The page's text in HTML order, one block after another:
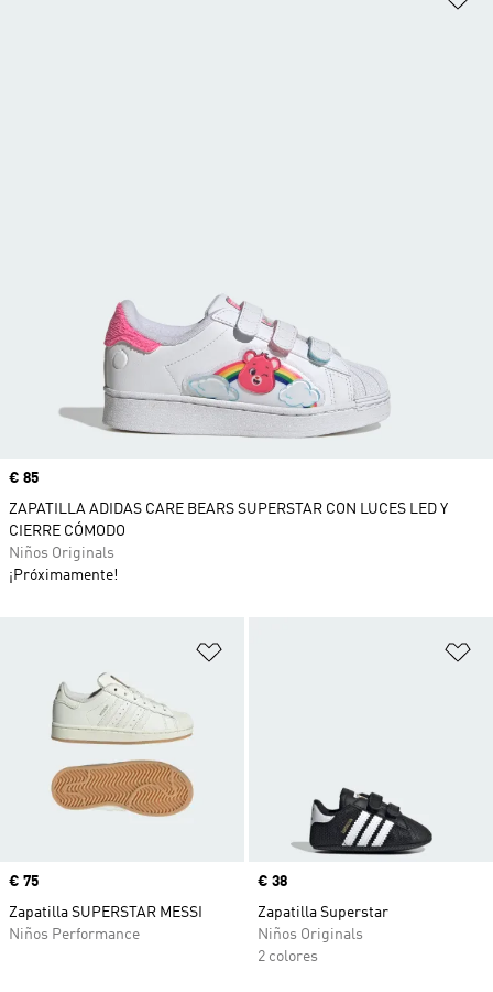
Precio
€ 75
Zapatilla SUPERSTAR MESSI
Niños Performance
Precio
€ 38
Zapatilla Superstar
Niños Originals
2 colores
Precio
€ 85
ZAPATILLA ADIDAS CARE BEARS SUPERSTAR CON LUCES LED Y
CIERRE CÓMODO
Niños Originals
¡Próximamente!